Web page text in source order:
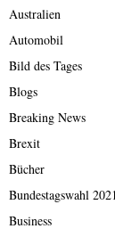
Australien
Automobil
Bild des Tages
Blogs
Breaking News
Brexit
Bücher
Bundestagswahl
Business